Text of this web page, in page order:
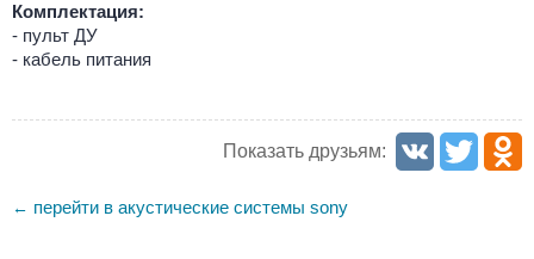
Комплектация:
- пульт ДУ
- кабель питания
Показать друзьям:
← перейти в акустические системы sony